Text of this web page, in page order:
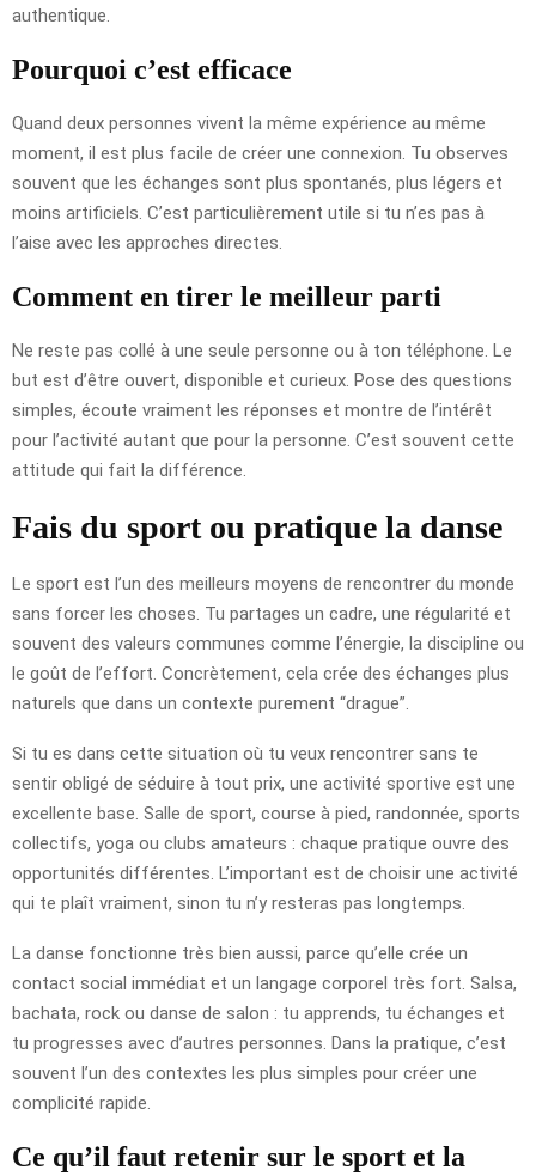
authentique.
Pourquoi c’est efficace
Quand deux personnes vivent la même expérience au même
moment, il est plus facile de créer une connexion. Tu observes
souvent que les échanges sont plus spontanés, plus légers et
moins artificiels. C’est particulièrement utile si tu n’es pas à
l’aise avec les approches directes.
Comment en tirer le meilleur parti
Ne reste pas collé à une seule personne ou à ton téléphone. Le
but est d’être ouvert, disponible et curieux. Pose des questions
simples, écoute vraiment les réponses et montre de l’intérêt
pour l’activité autant que pour la personne. C’est souvent cette
attitude qui fait la différence.
Fais du sport ou pratique la danse
Le sport est l’un des meilleurs moyens de rencontrer du monde
sans forcer les choses. Tu partages un cadre, une régularité et
souvent des valeurs communes comme l’énergie, la discipline ou
le goût de l’effort. Concrètement, cela crée des échanges plus
naturels que dans un contexte purement “drague”.
Si tu es dans cette situation où tu veux rencontrer sans te
sentir obligé de séduire à tout prix, une activité sportive est une
excellente base. Salle de sport, course à pied, randonnée, sports
collectifs, yoga ou clubs amateurs : chaque pratique ouvre des
opportunités différentes. L’important est de choisir une activité
qui te plaît vraiment, sinon tu n’y resteras pas longtemps.
La danse fonctionne très bien aussi, parce qu’elle crée un
contact social immédiat et un langage corporel très fort. Salsa,
bachata, rock ou danse de salon : tu apprends, tu échanges et
tu progresses avec d’autres personnes. Dans la pratique, c’est
souvent l’un des contextes les plus simples pour créer une
complicité rapide.
Ce qu’il faut retenir sur le sport et la